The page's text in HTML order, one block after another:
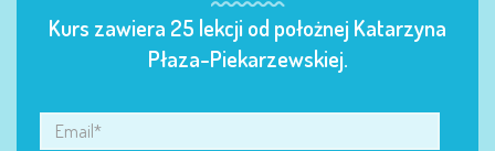
Kurs zawiera 25 lekcji od położnej Katarzyna
Płaza-Piekarzewskiej.